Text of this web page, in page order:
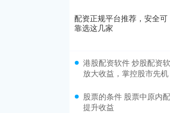
配资正规平台推荐，安全可
靠选这几家
港股配资软件 炒股配资
放大收益，掌控股市先机
股票的条件 股票中原内
提升收益